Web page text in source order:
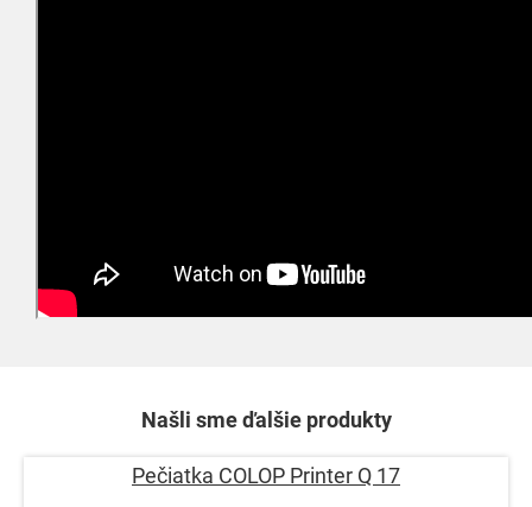
Našli sme ďalšie produkty
Pečiatka COLOP Printer Q 17